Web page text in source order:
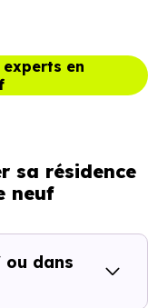
en
sa résidence
neuf
ou dans